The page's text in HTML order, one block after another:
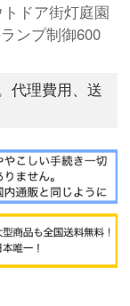
トドア街灯庭園
ンプ制御600
代理費用、送